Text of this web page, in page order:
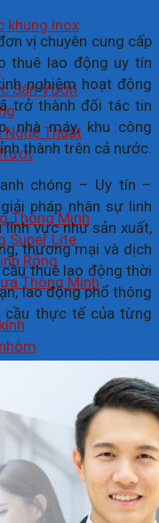
khung inox
Sân Vườn
Nghệ Thuật
Thông Minh
Super Lite
Rỗng
Thông Minh
vị chuyên cung cấp
thuê lao động uy tín
nghiệm hoạt động
trở thành đối tác tin
nhà máy, khu công
thành trên cả nước.
chóng – Uy tín –
pháp nhân sự linh
vực như sản xuất,
thương mại và dịch
thuê lao động thời
lao động phổ thông
cầu thực tế của từng